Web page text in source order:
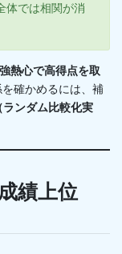
体では相関が消
熱心で高得点を取
確かめるには、補
ランダム比較化実
績上位